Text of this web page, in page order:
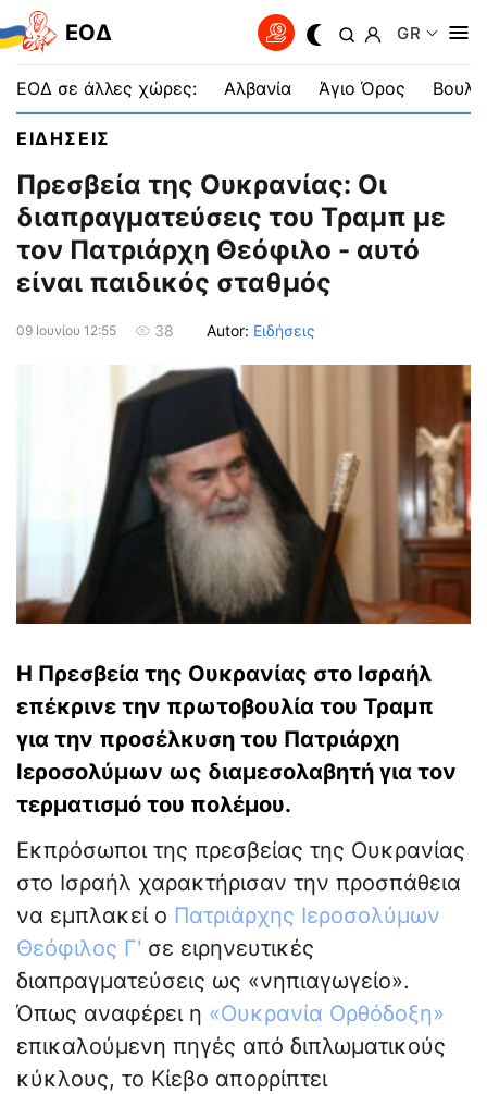
EOΔ GR
ΕΟΔ σε άλλες χώρες: Αλβανία Άγιο Όρος
ΕΙΔΗΣΕΙΣ
Πρεσβεία της Ουκρανίας: Οι
διαπραγματεύσεις του Τραμπ με
τον Πατριάρχη Θεόφιλο - αυτό
είναι παιδικός σταθμός
09 Ιουνίου 12:55 38 Autor: Ειδήσεις
Η Πρεσβεία της Ουκρανίας στο Ισραήλ
επέκρινε την πρωτοβουλία του Τραμπ
για την προσέλκυση του Πατριάρχη
Ιεροσολύμων ως διαμεσολαβητή για τον
τερματισμό του πολέμου.
Εκπρόσωποι της πρεσβείας της Ουκρανίας
στο Ισραήλ χαρακτήρισαν την προσπάθεια
να εμπλακεί ο Πατριάρχης Ιεροσολύμων
Θεόφιλος Γ' σε ειρηνευτικές
διαπραγματεύσεις ως «νηπιαγωγείο».
Όπως αναφέρει η «Ουκρανία Ορθόδοξη»
επικαλούμενη πηγές από διπλωματικούς
κύκλους, το Κίεβο απορρίπτει